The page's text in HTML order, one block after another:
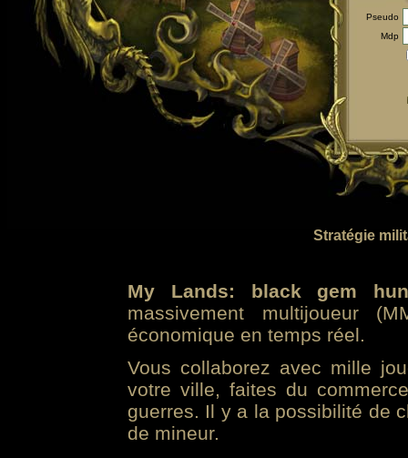
Pseudo
Mdp
Stratégie
My Lands: black gem
massivement multijoueur
économique en temps réel.
Vous collaborez avec mille
votre ville, faites du
guerres. Il y a la possibilité de
de mineur.